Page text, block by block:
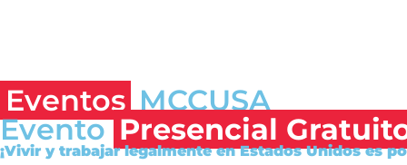
EventosMCCUSA
Evento Presencial
¡Vivir y trabajar legalmente en Estados Unidos es